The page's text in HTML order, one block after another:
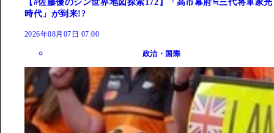
【#佐藤優のシン世界地図探索172】「高市幕府≒三代将軍家光
時代」が到来!?
2026年08月07日 07:00
政治・国際